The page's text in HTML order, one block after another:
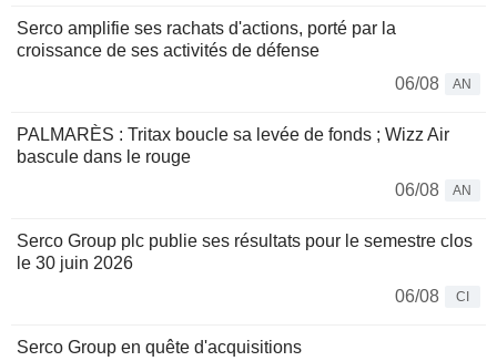
Serco amplifie ses rachats d'actions, porté par la
croissance de ses activités de défense
06/08
AN
PALMARÈS : Tritax boucle sa levée de fonds ; Wizz Air
bascule dans le rouge
06/08
AN
Serco Group plc publie ses résultats pour le semestre clos
le 30 juin 2026
06/08
CI
Serco Group en quête d'acquisitions